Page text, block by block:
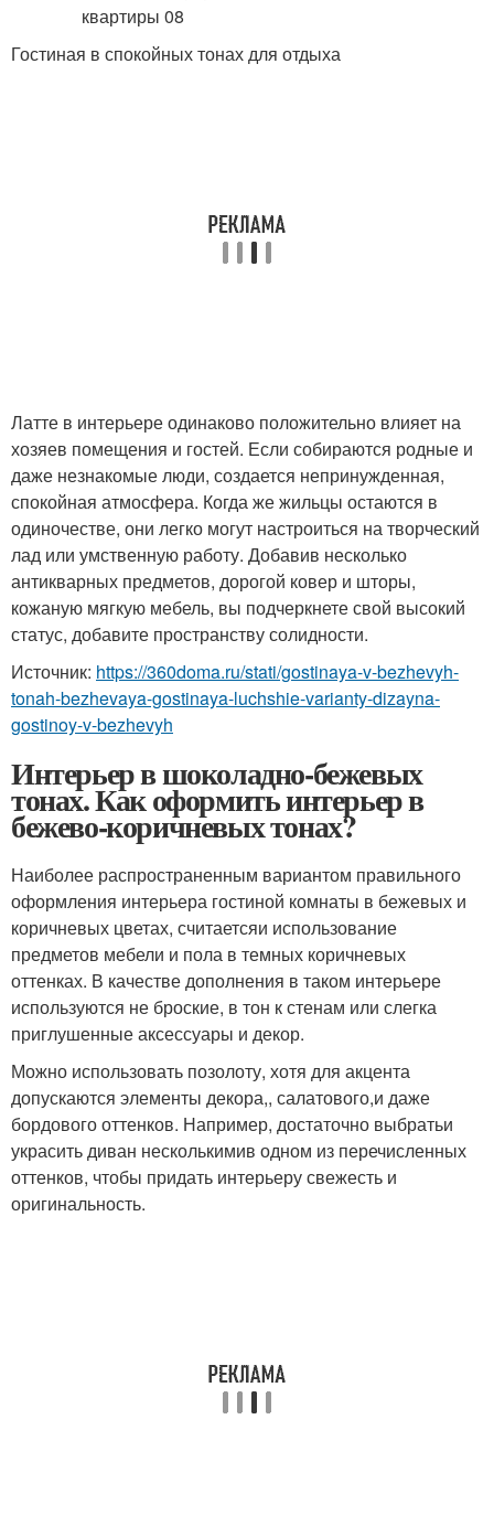
Гостиная в спокойных тонах для отдыха
Латте в интерьере одинаково положительно влияет на
хозяев помещения и гостей. Если собираются родные и
даже незнакомые люди, создается непринужденная,
спокойная атмосфера. Когда же жильцы остаются в
одиночестве, они легко могут настроиться на творческий
лад или умственную работу. Добавив несколько
антикварных предметов, дорогой ковер и шторы,
кожаную мягкую мебель, вы подчеркнете свой высокий
статус, добавите пространству солидности.
Источник: https://360doma.ru/stati/gostinaya-v-bezhevyh-
tonah-bezhevaya-gostinaya-luchshie-varianty-dizayna-
gostinoy-v-bezhevyh
Интерьер в шоколадно-бежевых
тонах. Как оформить интерьер в
бежево-коричневых тонах?
Наиболее распространенным вариантом правильного
оформления интерьера гостиной комнаты в бежевых и
коричневых цветах, считаетсяи использование
предметов мебели и пола в темных коричневых
оттенках. В качестве дополнения в таком интерьере
используются не броские, в тон к стенам или слегка
приглушенные аксессуары и декор.
Можно использовать позолоту, хотя для акцента
допускаются элементы декора,, салатового,и даже
бордового оттенков. Например, достаточно выбратьи
украсить диван несколькимив одном из перечисленных
оттенков, чтобы придать интерьеру свежесть и
оригинальность.